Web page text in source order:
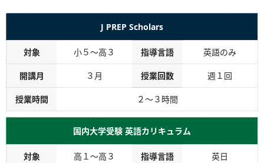
J PREP Scholars
対象 小５～高３ 指導言語 英語のみ
開講月 ３月 授業回数 週１回
授業時間 ２～３時間
国内大学受験 英語カリキュラム
対象 高１～高３ 指導言語 英日